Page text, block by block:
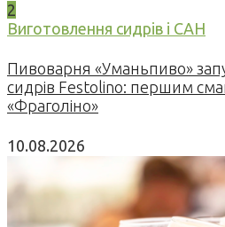
2
Виготовлення сидрів і САН
Пивоварня «Уманьпиво»
сидрів Festolino: першим
«Фраголіно»
10.08.2026